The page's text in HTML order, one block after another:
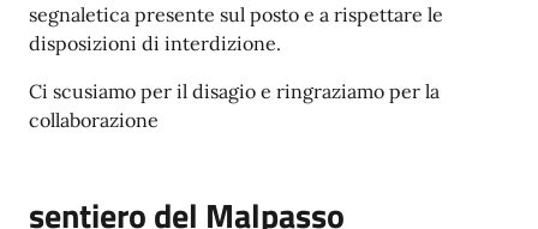
segnaletica presente sul posto e a rispettare le
disposizioni di interdizione.
Ci scusiamo per il disagio e ringraziamo per la
collaborazione
Galleria di immagini
sentiero del Malpasso